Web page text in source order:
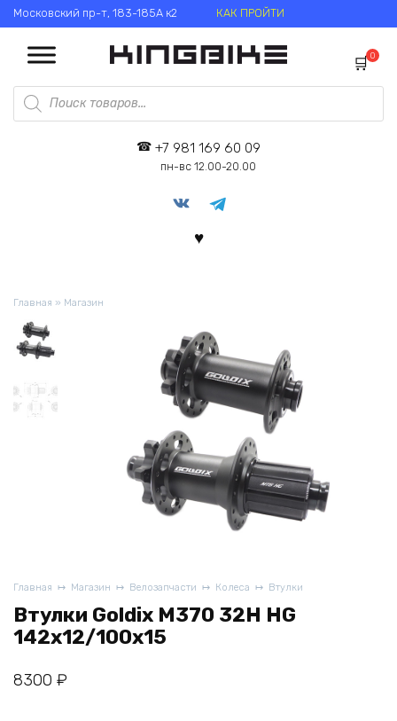
Перейти
к
содержанию
Московский пр-т, 183-185А к2 КАК ПРОЙТИ
Поиск
товаров
0
+7 981 169 60 09
пн-вс 12.00-20.00
Главная » Магазин
Главная Магазин Велозапчасти Колеса Втулки
Втулки Goldix M370 32H HG
142x12/100x15
8300 ₽